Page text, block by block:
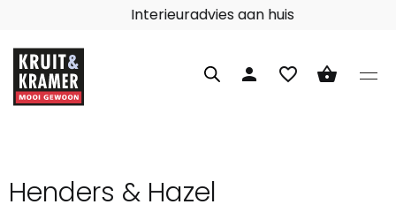
Interieuradvies aan huis
person favorite_border shopping_basket
Henders & Hazel